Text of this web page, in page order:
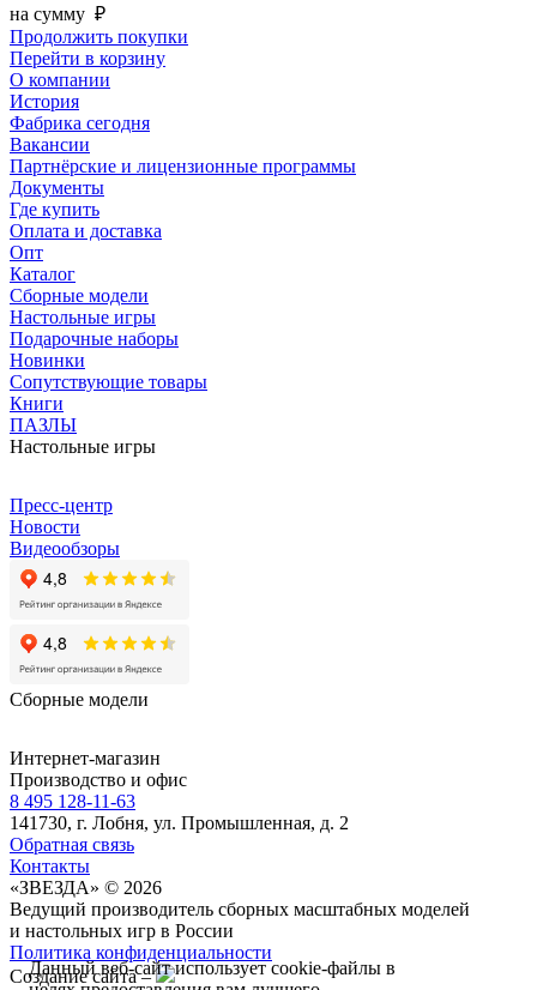
на сумму ₽
Продолжить покупки
Перейти в корзину
О компании
История
Фабрика сегодня
Вакансии
Партнёрские и лицензионные программы
Документы
Где купить
Оплата и доставка
Опт
Каталог
Сборные модели
Настольные игры
Подарочные наборы
Новинки
Сопутствующие товары
Книги
ПАЗЛЫ
Настольные игры
Пресс-центр
Новости
Видеообзоры
Сборные модели
Интернет-магазин
Производство и офис
8 495 128-11-63
141730, г. Лобня, ул. Промышленная, д. 2
Обратная связь
Контакты
«ЗВЕЗДА» © 2026
Ведущий производитель сборных масштабных моделей
и настольных игр в России
Политика конфиденциальности
Создание сайта –
Данный веб-сайт использует cookie-файлы в